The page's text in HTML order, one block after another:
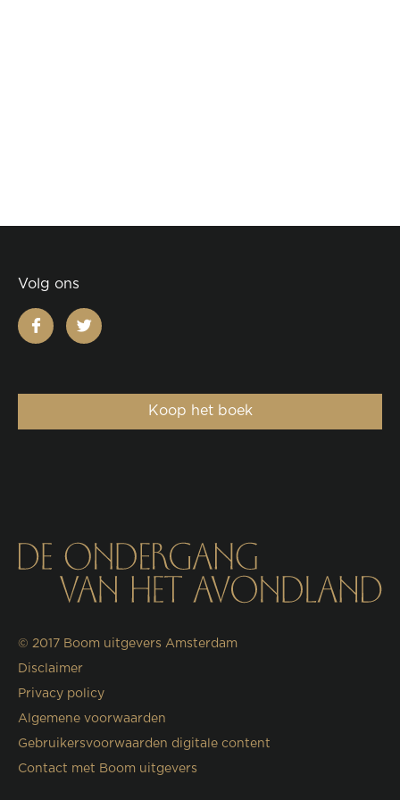
Volg ons
facebooktwitter
Koop het boek
© 2017 Boom uitgevers Amsterdam
Disclaimer
Privacy policy
Algemene voorwaarden
Gebruikersvoorwaarden digitale content
Contact met Boom uitgevers